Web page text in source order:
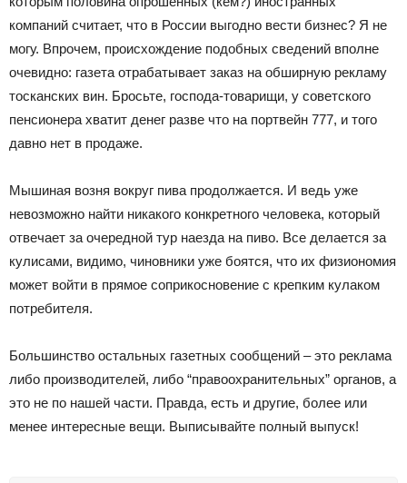
компаний считает, что в России выгодно вести бизнес? Я не
могу. Впрочем, происхождение подобных сведений вполне
очевидно: газета отрабатывает заказ на обширную рекламу
тосканских вин. Бросьте, господа-товарищи, у советского
пенсионера хватит денег разве что на портвейн 777, и того
давно нет в продаже.
Мышиная возня вокруг пива продолжается. И ведь уже
невозможно найти никакого конкретного человека, который
отвечает за очередной тур наезда на пиво. Все делается за
кулисами, видимо, чиновники уже боятся, что их физиономия
может войти в прямое соприкосновение с крепким кулаком
потребителя.
Большинство остальных газетных сообщений – это реклама
либо производителей, либо “правоохранительных” органов, а
это не по нашей части. Правда, есть и другие, более или
менее интересные вещи. Выписывайте полный выпуск!